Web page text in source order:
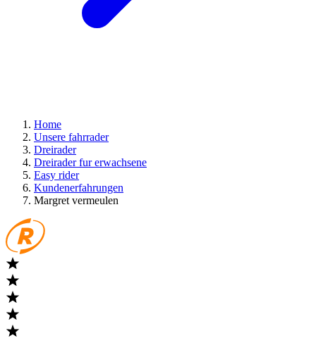
Home
Unsere fahrrader
Dreirader
Dreirader fur erwachsene
Easy rider
Kundenerfahrungen
Margret vermeulen